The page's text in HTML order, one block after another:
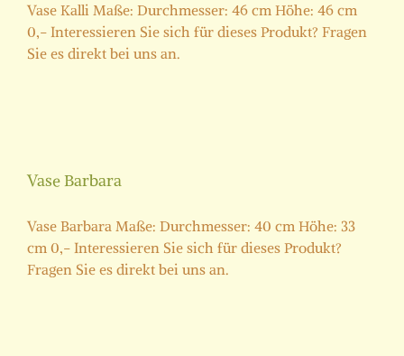
Vase Kalli Maße: Durchmesser: 46 cm Höhe: 46 cm
0,- Interessieren Sie sich für dieses Produkt? Fragen
Sie es direkt bei uns an.
Vase Barbara
Vase Barbara Maße: Durchmesser: 40 cm Höhe: 33
cm 0,- Interessieren Sie sich für dieses Produkt?
Fragen Sie es direkt bei uns an.